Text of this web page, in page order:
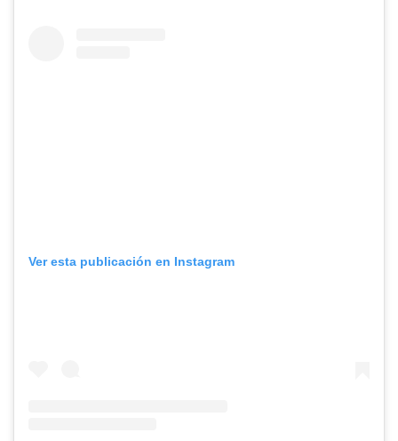
Ver esta publicación en Instagram